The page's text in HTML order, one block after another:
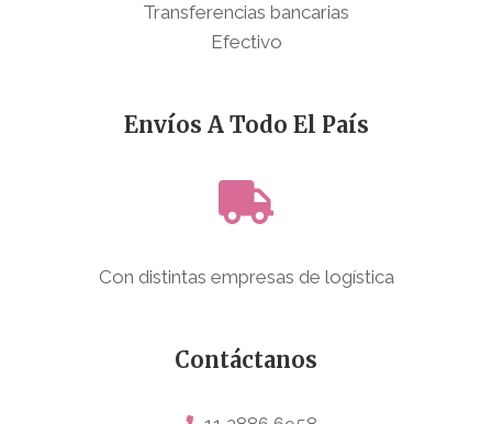
Transferencias bancarias
Efectivo
Envíos A Todo El País
Con distintas empresas de logística
Contáctanos